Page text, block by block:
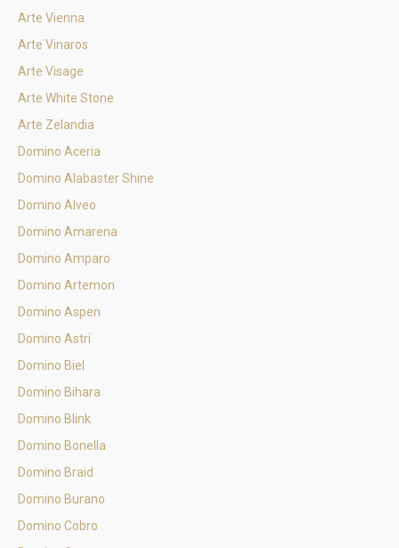
Arte Vienna
Arte Vinaros
Arte Visage
Arte White Stone
Arte Zelandia
Domino Aceria
Domino Alabaster Shine
Domino Alveo
Domino Amarena
Domino Amparo
Domino Artemon
Domino Aspen
Domino Astri
Domino Biel
Domino Bihara
Domino Blink
Domino Bonella
Domino Braid
Domino Burano
Domino Cobro